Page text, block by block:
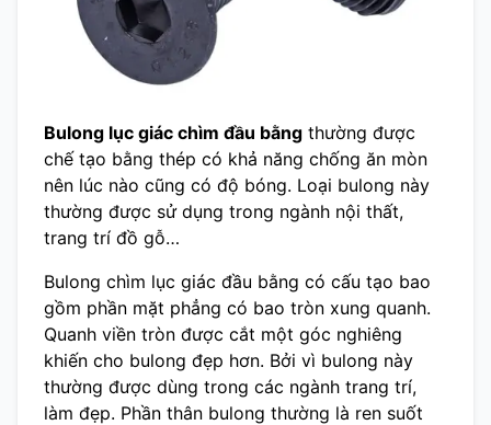
Bulong lục giác chìm đầu bằng thường được
chế tạo bằng thép có khả năng chống ăn mòn
nên lúc nào cũng có độ bóng. Loại bulong này
thường được sử dụng trong ngành nội thất,
trang trí đồ gỗ…
Bulong chìm lục giác đầu bằng có cấu tạo bao
gồm phần mặt phẳng có bao tròn xung quanh.
Quanh viền tròn được cắt một góc nghiêng
khiến cho bulong đẹp hơn. Bởi vì bulong này
thường được dùng trong các ngành trang trí,
làm đẹp. Phần thân bulong thường là ren suốt